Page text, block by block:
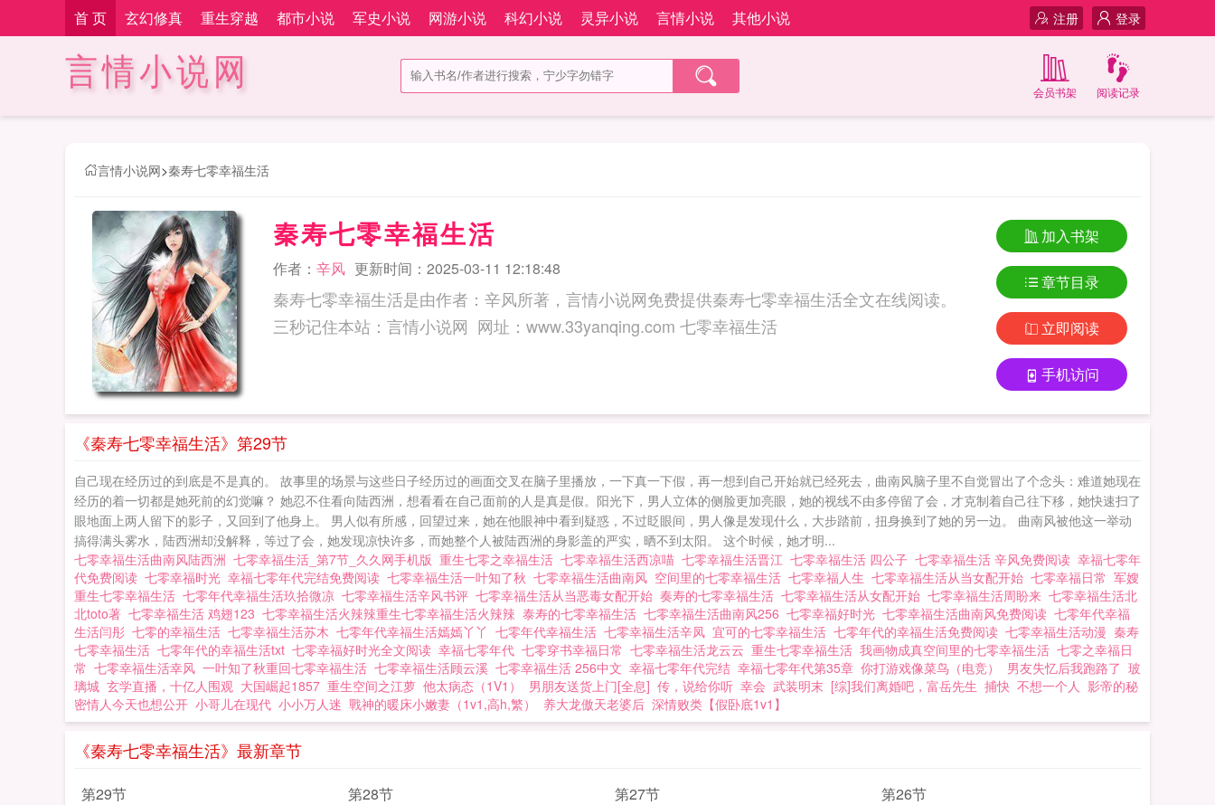
首 页 玄幻修真 重生穿越 都市小说 军史小说 网游小说 科幻小说 灵异小说 言情小说 其他小说 登录
注册
言情小说网 阅读记录
会员书架
言情小说网>秦寿七零幸福生活
秦寿七零幸福生活
作者： 辛风 更新时间：2025-03-11 12:18:48
秦寿七零幸福生活是由作者：辛风所著，言情小说网免费提供秦寿七零幸福生活全文在线阅读。
三秒记住本站：言情小说网 网址：www.33yanqing.com 七零幸福生活
加入书架
章节目录
立即阅读
手机访问
《秦寿七零幸福生活》第29节
自己现在经历过的到底是不是真的。 故事里的场景与这些日子经历过的画面交叉在脑子里播放，一下真一下假，再一想到自己开始就已经死去，曲南风脑子里不自觉冒出了个念头：难道她现在
经历的着一切都是她死前的幻觉嘛？ 她忍不住看向陆西洲，想看看在自己面前的人是真是假。阳光下，男人立体的侧脸更加亮眼，她的视线不由多停留了会，才克制着自己往下移，她快速扫了
眼地面上两人留下的影子，又回到了他身上。 男人似有所感，回望过来，她在他眼神中看到疑惑，不过眨眼间，男人像是发现什么，大步踏前，扭身换到了她的另一边。 曲南风被他这一举动
搞得满头雾水，陆西洲却没解释，等过了会，她发现凉快许多，而她整个人被陆西洲的身影盖的严实，晒不到太阳。 这个时候，她才明...
七零幸福生活曲南风陆西洲 七零幸福生活_第7节_久久网手机版 重生七零之幸福生活 七零幸福生活西凉喵 七零幸福生活晋江 七零幸福生活 四公子 七零幸福生活 辛风免费阅读 幸福七零年
代免费阅读 七零幸福时光 幸福七零年代完结免费阅读 七零幸福生活一叶知了秋 七零幸福生活曲南风 空间里的七零幸福生活 七零幸福人生 七零幸福生活从当女配开始 七零幸福日常 军嫂
重生七零幸福生活 七零年代幸福生活玖拾微凉 七零幸福生活辛风书评 七零幸福生活从当恶毒女配开始 奏寿的七零幸福生活 七零幸福生活从女配开始 七零幸福生活周盼来 七零幸福生活北
北toto著 七零幸福生活 鸡翅123 七零幸福生活火辣辣重生七零幸福生活火辣辣 泰寿的七零幸福生活 七零幸福生活曲南风256 七零幸福好时光 七零幸福生活曲南风免费阅读 七零年代幸福
生活闫彤 七零的幸福生活 七零幸福生活苏木 七零年代幸福生活嫣嫣丫丫 七零年代幸福生活 七零幸福生活辛凤 宜可的七零幸福生活 七零年代的幸福生活免费阅读 七零幸福生活动漫 秦寿
七零幸福生活 七零年代的幸福生活txt 七零幸福好时光全文阅读 幸福七零年代 七零穿书幸福日常 七零幸福生活龙云云 重生七零幸福生活 我画物成真空间里的七零幸福生活 七零之幸福日
常 七零幸福生活幸风 一叶知了秋重回七零幸福生活 七零幸福生活顾云溪 七零幸福生活 256中文 幸福七零年代完结 幸福七零年代第35章 你打游戏像菜鸟（电竞） 男友失忆后我跑路了 玻
璃城 玄学直播，十亿人围观 大国崛起1857 重生空间之江萝 他太病态（1V1） 男朋友送货上门[全息] 传，说给你听 幸会 武装明末 [综]我们离婚吧，富岳先生 捕快 不想一个人 影帝的秘
密情人今天也想公开 小哥儿在现代 小小万人迷 戰神的暖床小嫩妻（1v1,高h,繁） 养大龙傲天老婆后 深情败类【假卧底1v1】
《秦寿七零幸福生活》最新章节
第29节 第28节 第27节
第26节